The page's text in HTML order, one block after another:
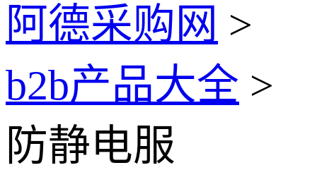
阿德采购网 >
b2b产品大全 >
防静电服